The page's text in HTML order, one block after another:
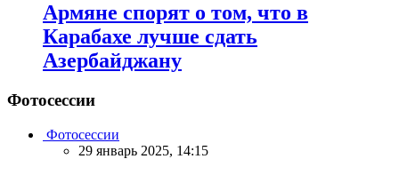
Армяне спорят о том, что в
Карабахе лучше сдать
Азербайджану
Фотосессии
Фотосессии
29 январь 2025, 14:15